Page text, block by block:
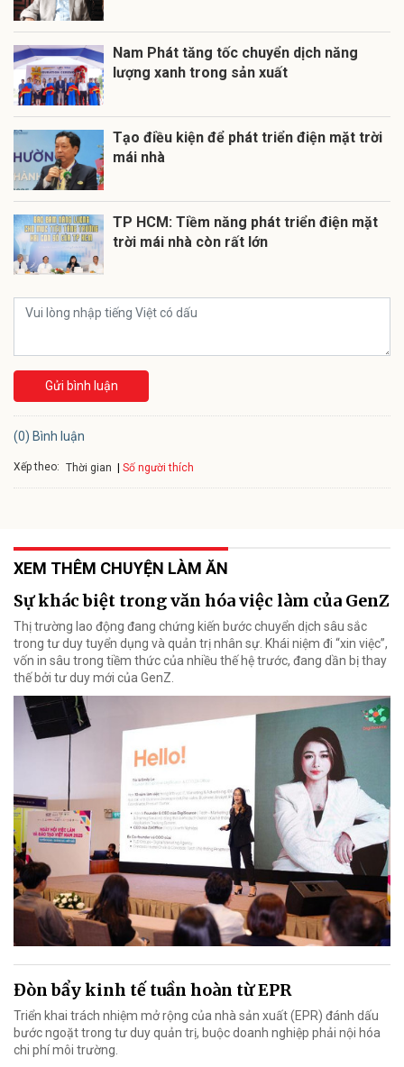
Nam Phát tăng tốc chuyển dịch năng
lượng xanh trong sản xuất
Tạo điều kiện để phát triển điện mặt trời
mái nhà
TP HCM: Tiềm năng phát triển điện mặt
trời mái nhà còn rất lớn
Gửi bình luận
(0) Bình luận
Xếp theo: Thời gian Số người thích
XEM THÊM CHUYỆN LÀM ĂN
Sự khác biệt trong văn hóa việc làm của GenZ
Thị trường lao động đang chứng kiến bước chuyển dịch sâu sắc
trong tư duy tuyển dụng và quản trị nhân sự. Khái niệm đi “xin việc”,
vốn in sâu trong tiềm thức của nhiều thế hệ trước, đang dần bị thay
thế bởi tư duy mới của GenZ.
Đòn bẩy kinh tế tuần hoàn từ EPR
Triển khai trách nhiệm mở rộng của nhà sản xuất (EPR) đánh dấu
bước ngoặt trong tư duy quản trị, buộc doanh nghiệp phải nội hóa
chi phí môi trường.